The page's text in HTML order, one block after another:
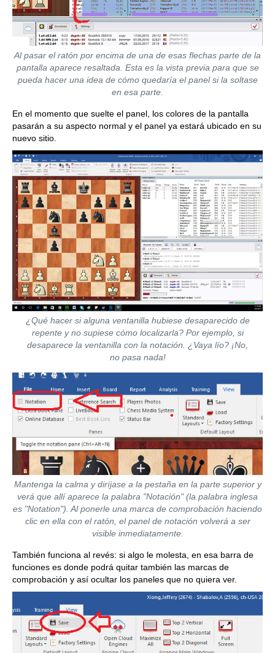
Al pasar el ratón por encima de una de esas flechas parte de la
pantalla aparece resaltada. Esta es la vista previa para que se
pueda hacer una idea de cómo quedaría el panel si la soltase
en esa parte.
En el momento que suelte el panel, los colores de la pantalla
pasarán a su aspecto normal y el panel ya estará ubicado en su
nuevo sitio.
¿Qué hacer si alguna ventanilla hubiese desaparecido de
repente y no supiese cómo localizarla? Por ejemplo, si
desaparece la ventanilla con la notación. ¿Vaya lío? ¡No,
no pasa nada!
Mantenga la calma y diríjase a la pestaña en la parte superior y
verá que allí aparece la palabra "Notación" (la palabra inglesa
es "Notation"). Al ponerle una marca de comprobación haciendo
clic en ella con el ratón, el panel de notación volverá a ser
visible inmediatamente.
También funciona al revés: si algo le molesta, en esa barra de
funciones es donde podrá quitar también las marcas de
comprobación y así ocultar los paneles que no quiera ver.